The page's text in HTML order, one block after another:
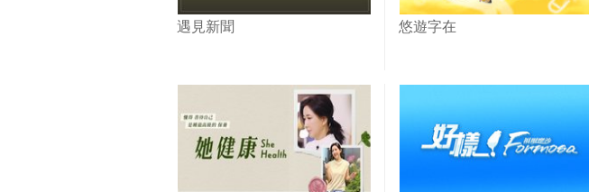
遇見新聞 悠遊字在